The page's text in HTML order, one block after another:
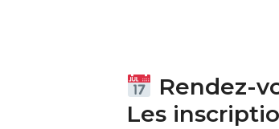
Rendez-
Les